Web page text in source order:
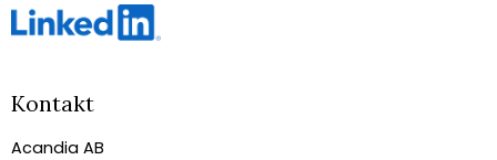
Kontakt
Acandia AB